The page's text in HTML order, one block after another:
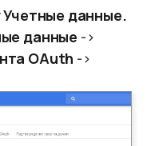
Учетные данные.
данные ->
OAuth ->